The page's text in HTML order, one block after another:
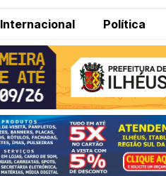
Internacional Política